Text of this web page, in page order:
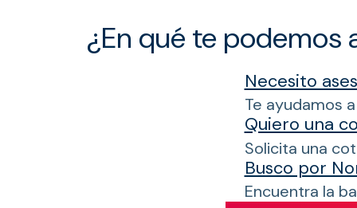
¿En qué te podemos
Necesito
Te ayudamos
Quiero una
Solicita una
Busco por
Encuentra la